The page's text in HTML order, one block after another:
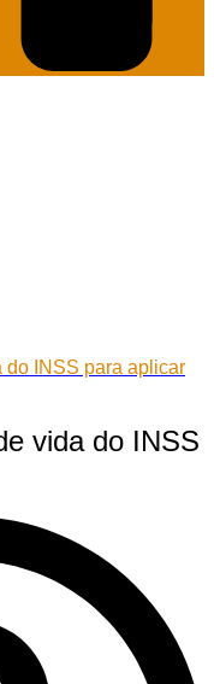
do INSS para aplicar
vida do INSS